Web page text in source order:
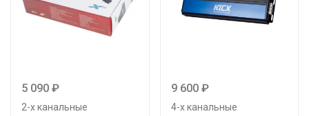
5 090 ₽
2-х канальные
9 600 ₽
4-х канальные